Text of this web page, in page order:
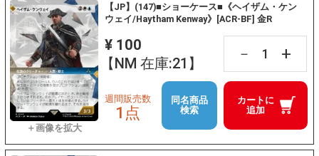
【JP】(147)■ショーケース■《ヘイザム・ケン
ウェイ/Haytham Kenway》[ACR-BF] 金R
¥ 100
【NM 在庫:21】
－ +
カートに
追加
週間販売数
1点
同名商品
検索